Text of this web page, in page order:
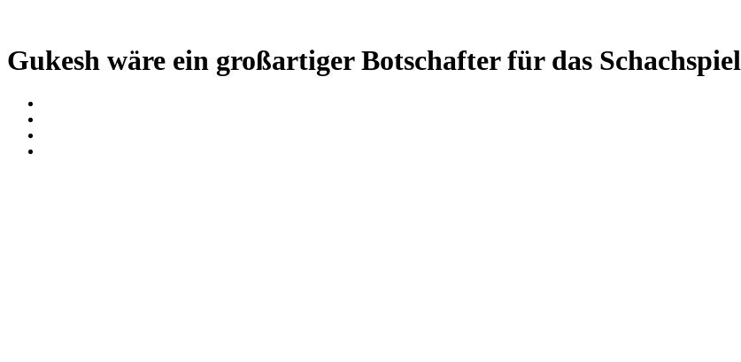
Gukesh wäre ein großartiger Botschafter für das Schachspiel